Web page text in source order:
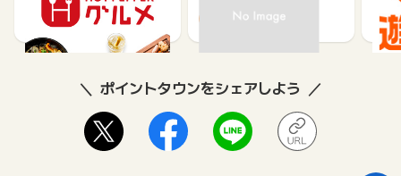
85 80
ポイントタウンをシェアしよう